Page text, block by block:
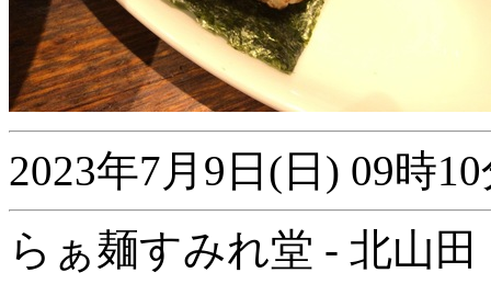
2023年7月9日(日) 09時
らぁ麺すみれ堂 - 北山田